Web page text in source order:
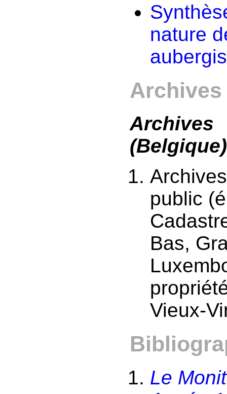
nature
(Belgique)
public
Bas,
Vieux-
Le